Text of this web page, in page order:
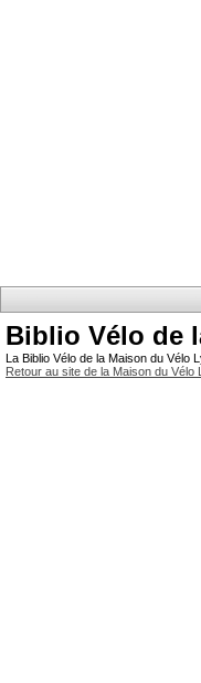
Biblio Vélo de
La Biblio Vélo de la Maison du
Retour au site de la Maison du Vélo